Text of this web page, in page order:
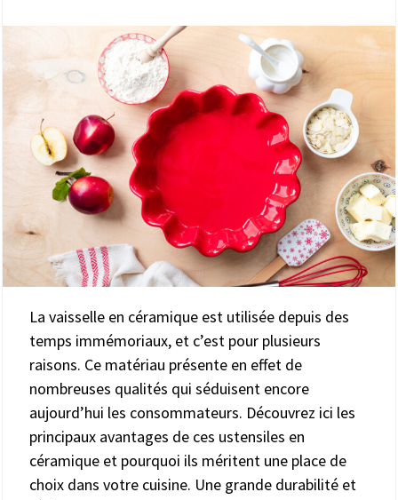
La vaisselle en céramique est utilisée depuis des
temps immémoriaux, et c’est pour plusieurs
raisons. Ce matériau présente en effet de
nombreuses qualités qui séduisent encore
aujourd’hui les consommateurs. Découvrez ici les
principaux avantages de ces ustensiles en
céramique et pourquoi ils méritent une place de
choix dans votre cuisine. Une grande durabilité et